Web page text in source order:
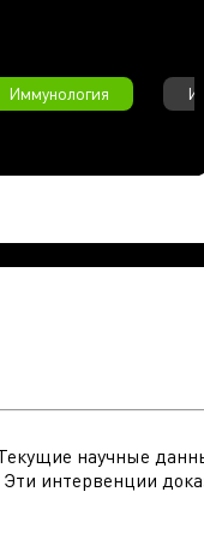
Иммунология
научные
интервенции